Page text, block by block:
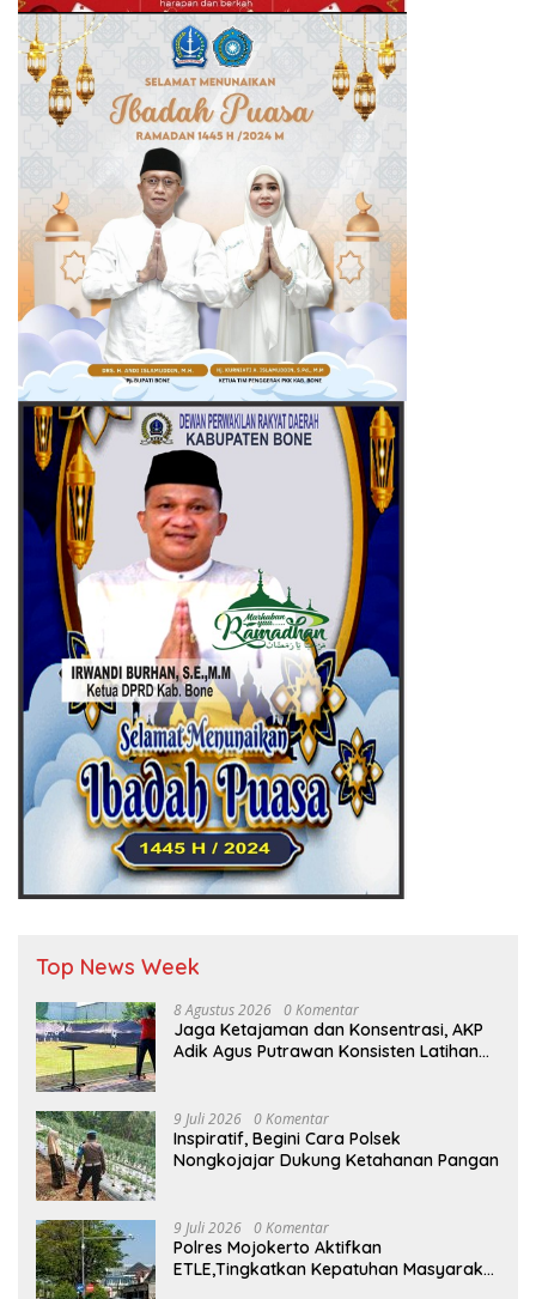
Top News Week
8 Agustus 2026 0 Komentar
Jaga Ketajaman dan Konsentrasi, AKP
Adik Agus Putrawan Konsisten Latihan
9 Juli 2026 0 Komentar
Inspiratif, Begini Cara Polsek
Nongkojajar Dukung Ketahanan Pangan
9 Juli 2026 0 Komentar
Polres Mojokerto Aktifkan
ETLE,Tingkatkan Kepatuhan Masyarakat